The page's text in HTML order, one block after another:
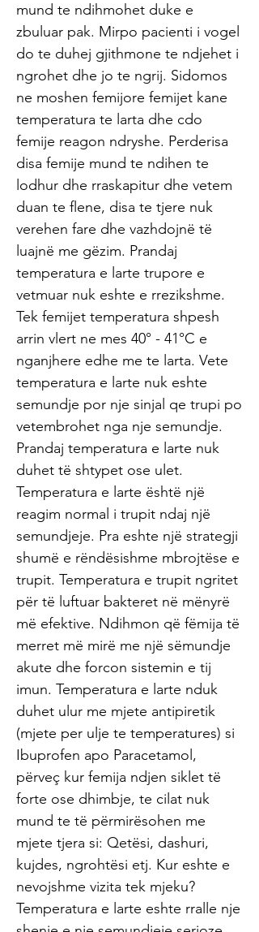
mund te ndihmohet duke e
zbuluar pak. Mirpo pacienti i vogel
do te duhej gjithmone te ndjehet i
ngrohet dhe jo te ngrij. Sidomos
ne moshen femijore femijet kane
temperatura te larta dhe cdo
femije reagon ndryshe. Perderisa
disa femije mund te ndihen te
lodhur dhe rraskapitur dhe vetem
duan te flene, disa te tjere nuk
verehen fare dhe vazhdojnë të
luajnë me gëzim. Prandaj
temperatura e larte trupore e
vetmuar nuk eshte e rrezikshme.
Tek femijet temperatura shpesh
arrin vlert ne mes 40° - 41°C e
nganjhere edhe me te larta. Vete
temperatura e larte nuk eshte
semundje por nje sinjal qe trupi po
vetembrohet nga nje semundje.
Prandaj temperatura e larte nuk
duhet të shtypet ose ulet.
Temperatura e larte është një
reagim normal i trupit ndaj një
semundjeje. Pra eshte një strategji
shumë e rëndësishme mbrojtëse e
trupit. Temperatura e trupit ngritet
për të luftuar bakteret në mënyrë
më efektive. Ndihmon që fëmija të
merret më mirë me një sëmundje
akute dhe forcon sistemin e tij
imun. Temperatura e larte nduk
duhet ulur me mjete antipiretik
(mjete per ulje te temperatures) si
Ibuprofen apo Paracetamol,
përveç kur femija ndjen siklet të
forte ose dhimbje, te cilat nuk
mund te të përmirësohen me
mjete tjera si: Qetësi, dashuri,
kujdes, ngrohtësi etj. Kur eshte e
nevojshme vizita tek mjeku?
Temperatura e larte eshte rralle nje